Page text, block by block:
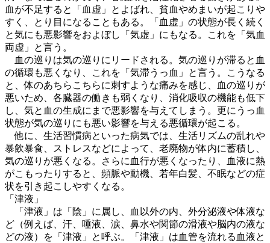
血が不足すると「血虚」とよばれ、貧血やめまいが起こりや
すく、とり目になることもある。「血虚」の状態が長く続く
と気にも悪影響をおよぼし「気虚」にもなる。これを「気血
両虚」と言う。
血の巡りは気の巡りにリードされる。気の巡りが滞ると血
の循環も悪くなり、これを「気滞うっ血」と言う。こうなる
と、体のあちらこちらに刺すような痛みを感じ、血の巡りが
悪いため、各臓器の働きも弱くなり、消化吸収の機能も低下
し、気と血の生成にまで悪影響を与えてしまう。更にうっ血
状態が気の巡りにも悪い影響を与える悪循環が起こる。
他に、生活習慣病といった病気では、生活リズムの乱れや
暴飲暴食、ストレスなどによって、老廃物が体内に蓄積し、
気の巡りが悪くなる。さらに血行が悪くなったり、血液に熱
がこもったりすると、頻脈や動機、若年白髪、不眠などの症
状を引き起こしやすくなる。
「津液」
「津液」は「陰」に属し、血以外の内、外分泌液や体液な
ど（例えば、汗、唾液、涙、鼻水や関節の滑液や脳内の液な
どの液）を「津液」と呼ぶ。「津液」は血管を流れる血液と